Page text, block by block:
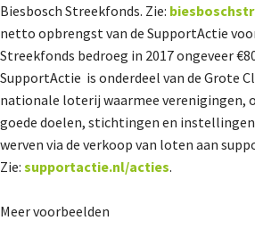
Biesbosch Streekfonds. Zie:
netto opbrengst van de SupportActie
Streekfonds bedroeg in 2017 ongeveer
SupportActie is onderdeel van de Grote
nationale loterij waarmee verenigingen,
goede doelen, stichtingen en
werven via de verkoop van loten aan
Zie: supportactie.nl/acties.
Meer voorbeelden